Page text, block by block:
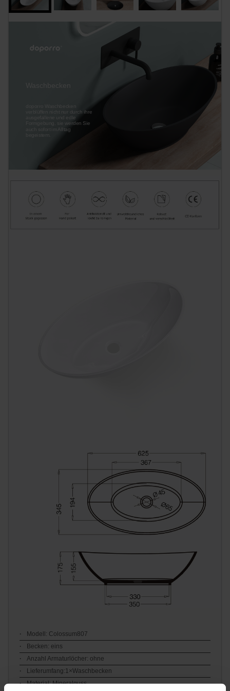
Waschbecken
doporro Waschbecken
verblüffen nicht nur durch ihre
ausgefallene und edle
Formgebung, sie werden Sie
auch sofort im Alltag
begeistern.
Modell: Colossum807
Becken: eins
Anzahl Armaturlöcher: ohne
Lieferumfang:1×Waschbecken
Material: Mineralguss